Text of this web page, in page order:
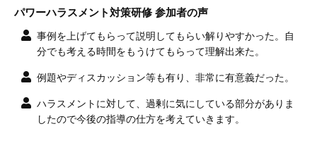
パワーハラスメント対策研修 参加者の声
事例を上げてもらって説明してもらい解りやすかった。自
分でも考える時間をもうけてもらって理解出来た。
例題やディスカッション等も有り、非常に有意義だった。
ハラスメントに対して、過剰に気にしている部分がありま
したので今後の指導の仕方を考えていきます。